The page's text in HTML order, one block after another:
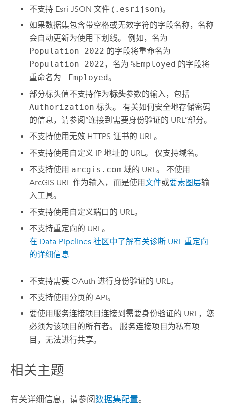
不支持 Esri JSON 文件 ( .esrijson)。
如果数据集包含带空格或无效字符的字段名称，名称
会自动更新为使用下划线。 例如，名为
Population 2022 的字段将重命名为
Population_2022，名为%Employed 的字段将
重命名为
_Employed。
部分标头值不支持作为标头参数的输入，包括
Authorization 标头。 有关如何安全地存储密码
的信息，请参阅“连接到需要身份验证的 URL”部分。
不支持使用无效 HTTPS 证书的 URL。
不支持使用自定义 IP 地址的 URL。 仅支持域名。
不支持使用 arcgis.com 域的 URL。 不使用
ArcGIS URL 作为输入，而是使用文件或要素图层输
入工具。
不支持使用自定义端口的 URL。
不支持重定向的 URL。
在 Data Pipelines 社区中了解有关诊断 URL 重定向
的详细信息
不支持需要 OAuth 进行身份验证的 URL。
不支持使用分页的 API。
要使用服务连接项目连接到需要身份验证的 URL，您
必须为该项目的所有者。 服务连接项目为私有项
目，无法进行共享。
相关主题
有关详细信息，请参阅数据集配置。